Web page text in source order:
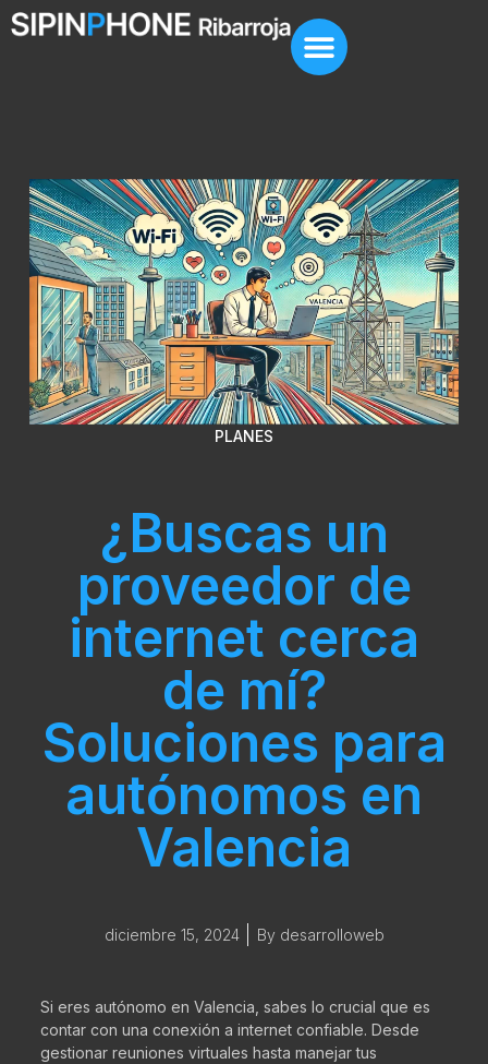
PLANES
¿Buscas un
proveedor de
internet cerca
de mí?
Soluciones para
autónomos en
Valencia
diciembre 15, 2024 By desarrolloweb
Si eres autónomo en Valencia, sabes lo crucial que es
contar con una conexión a internet confiable. Desde
gestionar reuniones virtuales hasta manejar tus